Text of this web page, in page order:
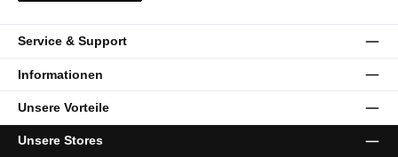
Service & Support
Informationen
Unsere Vorteile
Unsere Stores